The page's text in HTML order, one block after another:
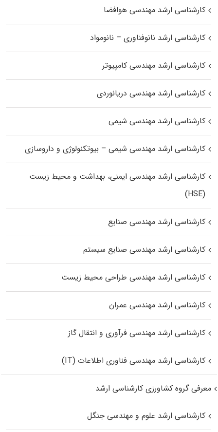
کارشناسی ارشد مهندسی هوافضا
کارشناسی ارشد نانوفناوری – نانومواد
کارشناسی ارشد مهندسی کامپیوتر
کارشناسی ارشد مهندسی دریانوردی
کارشناسی ارشد مهندسی شیمی
کارشناسی ارشد مهندسی شیمی – بیوتکنولوژی و داروسازی
کارشناسی ارشد مهندسی ایمنی، بهداشت و محیط زیست
(HSE)
کارشناسی ارشد مهندسی صنایع
کارشناسی ارشد مهندسی صنایع سیستم
کارشناسی ارشد مهندسی طراحی محیط زیست
کارشناسی ارشد مهندسی عمران
کارشناسی ارشد مهندسی فرآوری و انتقال گاز
کارشناسی ارشد مهندسی فناوری اطلاعات (IT)
معرفی گروه کشاورزی کارشناسی ارشد
کارشناسی ارشد علوم و مهندسی جنگل